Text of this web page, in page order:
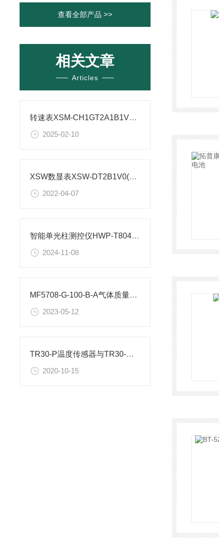
查看全部产品 >>
相关文章
Articles
转速表XSM-CH1GT2A1B1V0调试方法
2025-02-10
XSW数显表XSW-DT2B1V0(纹徕仪表)代码及说明
2022-04-07
智能单光柱测控仪HWP-T804-02-23-HL-P厂家参数解析
2024-11-08
MF5708-G-100-B-A气体质量流量计性能参数
2023-05-12
TR30-P温度传感器与TR30-W温度变送器安装尺寸
2020-10-15